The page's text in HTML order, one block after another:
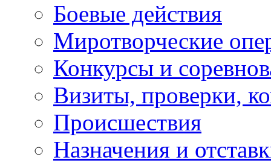
Боевые действия
Миротворческие
Конкурсы и
Визиты, проверки,
Происшествия
Назначения и